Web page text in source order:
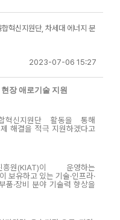
혁신지원단, 차세대 에너지 분
2023-07-06 15:27
장 애로기술 지원
혁신지원단 활동을 통해
해결을 적극 지원하겠다고
흥원(KIAT)이 운영하는
보유하고 있는 기술·인프라·
품·장비 분야 기술력 향상을